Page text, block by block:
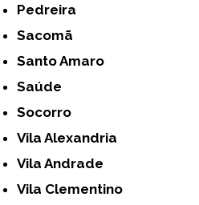
Pedreira
Sacomã
Santo Amaro
Saúde
Socorro
Vila Alexandria
Vila Andrade
Vila Clementino